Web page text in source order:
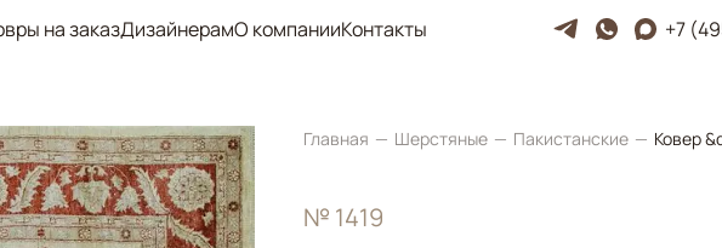
на заказДизайнерамО компанииКонтакты +7
Главная Шерстяные Пакистанские Ковер
№ 1419